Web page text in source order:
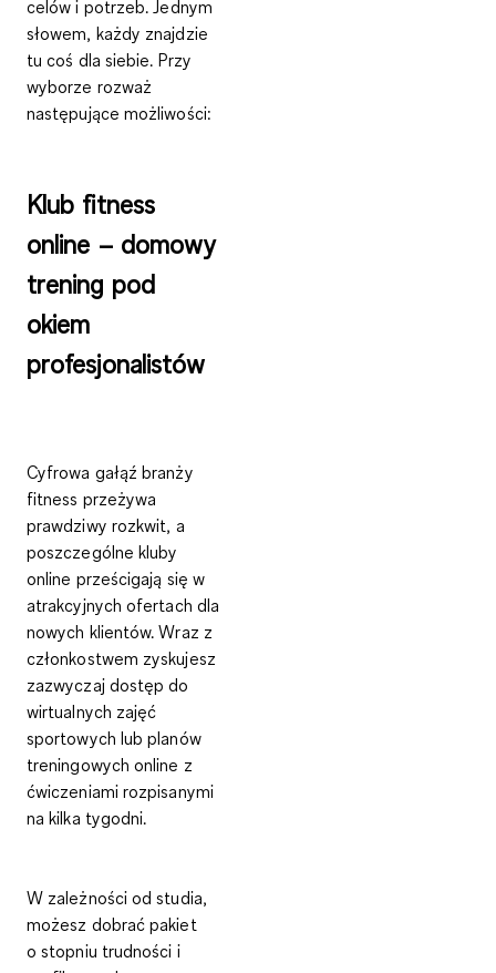
celów i potrzeb. Jednym
słowem, każdy znajdzie
tu coś dla siebie. Przy
wyborze rozważ
następujące możliwości:
Klub fitness
online – domowy
trening pod
okiem
profesjonalistów
Cyfrowa gałąź branży
fitness przeżywa
prawdziwy rozkwit, a
poszczególne kluby
online prześcigają się w
atrakcyjnych ofertach dla
nowych klientów. Wraz z
członkostwem zyskujesz
zazwyczaj dostęp do
wirtualnych zajęć
sportowych lubplanów
treningowych online z
ćwiczeniami rozpisanymi
na kilka tygodni.
W zależności od studia,
możesz dobrać pakiet
ostopniu trudności i